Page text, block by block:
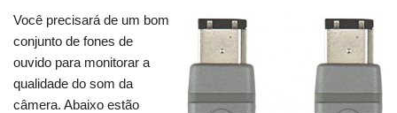
Você precisará de um bom
conjunto de fones de
ouvido para monitorar a
qualidade do som da
câmera. Abaixo estão